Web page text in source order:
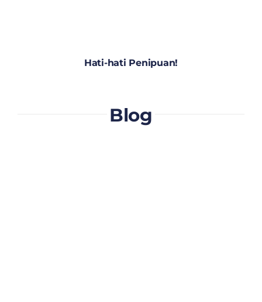
Hati-hati Penipuan!
Blog